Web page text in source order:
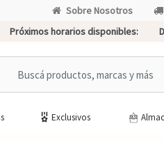
Sobre Nosotros
Próximos horarios disponibles:
Exclusivos